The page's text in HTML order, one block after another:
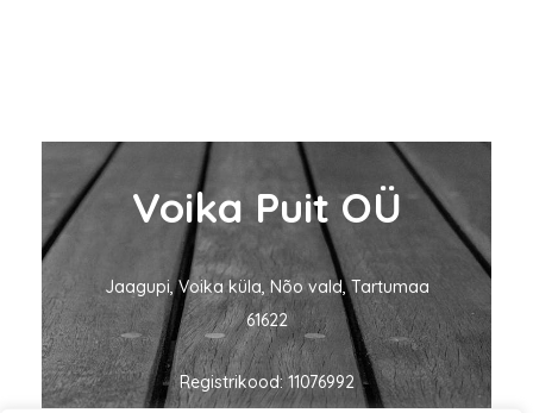
Voika Puit OÜ
Jaagupi, Voika küla, Nõo vald, Tartumaa
61622
Registrikood: 11076992